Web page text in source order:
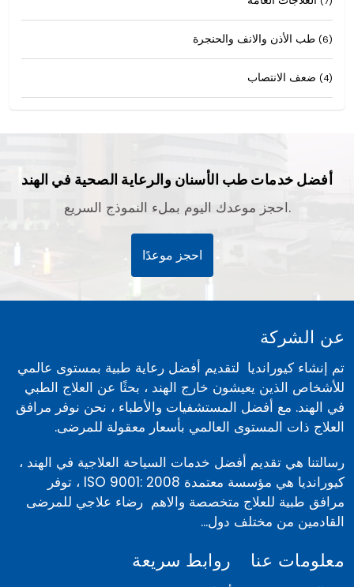
(6)
(4)
أفضل خدمات طب الأسنان والرعاية الصحية في الهند
احجز موعدك اليوم بملء النموذج السريع.
احجز موعدًا
عن الشركة
تم إنشاء كيورانديا لتقديم أفضل رعاية طبية بمستوى عالمي
للأشخاص الذين يعيشون خارج الهند ، بحثًا عن العلاج الطبي
في الهند. مع أفضل المستشفيات والأطباء ، نحن نوفر مرافق
العلاج ذات المستوى العالمي بأسعار معقولة للمرضى.
رسالتنا هي تقديم أفضل خدمات السياحة العلاجية في الهند ،
كيورانديا هي مؤسسة معتمدة ISO 9001: 2008 ، توفر
مرافق طبية للعلاج متخصصة والاهم رضاء علاجي للمرضى
القادمين من مختلف دول...
معلومات عنا روابط سريعة